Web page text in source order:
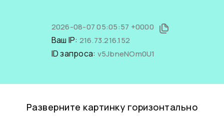
2026-08-07 05:05:57 +0000
Ваш IP: 216.73.216.152
ID запроса: v5JbneNOm0U1
Разверните картинку горизонтально